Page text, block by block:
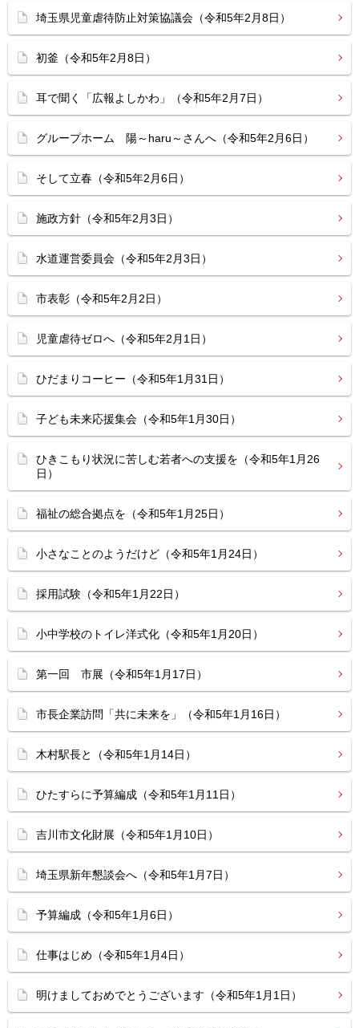
埼玉県児童虐待防止対策協議会（令和5年2月8日）
初釜（令和5年2月8日）
耳で聞く「広報よしかわ」（令和5年2月7日）
グループホーム 陽～haru～さんへ（令和5年2月6日）
そして立春（令和5年2月6日）
施政方針（令和5年2月3日）
水道運営委員会（令和5年2月3日）
市表彰（令和5年2月2日）
児童虐待ゼロへ（令和5年2月1日）
ひだまりコーヒー（令和5年1月31日）
子ども未来応援集会（令和5年1月30日）
ひきこもり状況に苦しむ若者への支援を（令和5年1月26
日）
福祉の総合拠点を（令和5年1月25日）
小さなことのようだけど（令和5年1月24日）
採用試験（令和5年1月22日）
小中学校のトイレ洋式化（令和5年1月20日）
第一回 市展（令和5年1月17日）
市長企業訪問「共に未来を」（令和5年1月16日）
木村駅長と（令和5年1月14日）
ひたすらに予算編成（令和5年1月11日）
吉川市文化財展（令和5年1月10日）
埼玉県新年懇談会へ（令和5年1月7日）
予算編成（令和5年1月6日）
仕事はじめ（令和5年1月4日）
明けましておめでとうございます（令和5年1月1日）